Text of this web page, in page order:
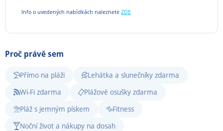
Info o uvedených nabídkách naleznete ZDE
Proč právě sem
Přímo na pláži
Lehátka a slunečníky zdarma
Wi-Fi zdarma
Plážové osušky zdarma
Pláž s jemným pískem
Fitness
Noční život a nákupy na dosah